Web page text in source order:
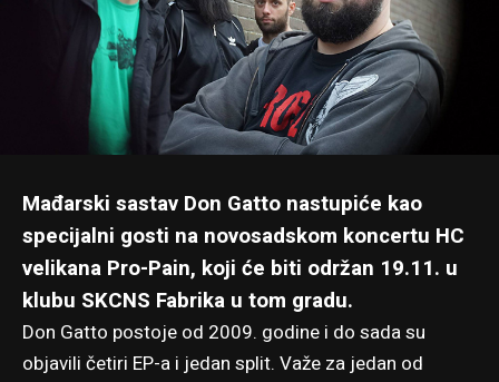
Mađarski sastav Don Gatto nastupiće kao
specijalni gosti na novosadskom koncertu HC
velikana Pro-Pain, koji će biti održan 19.11. u
klubu SKCNS Fabrika u tom gradu.
Don Gatto postoje od 2009. godine i do sada su
objavili četiri EP-a i jedan split. Važe za jedan od